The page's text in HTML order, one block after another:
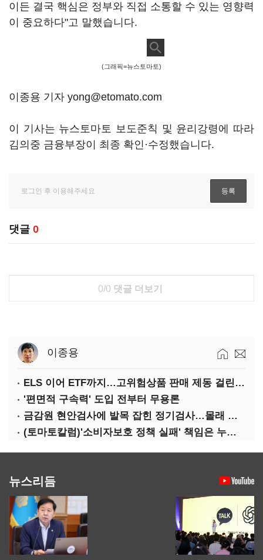
이든 결국 핵심은 정부와 직접 소통할 수 있는 영향력
이 중요하다"고 말했습니다.
(그래픽=뉴스토마토)
이종용 기자 yong@etomato.com
이 기사는 뉴스토마토 보도준칙 및 윤리강령에 따라
김의중 금융부장이 최종 확인·수정했습니다.
댓글 0
0/0 댓글 더보기
이종용
ELS 이어 ETF까지…고위험상품 판매 제동 걸린 은행
'편면적 구속력' 도입 전부터 무용론
금감원 현안검사에 발목 잡힌 정기검사…몰래 웃는 금융권
(토마토칼럼)'소비자보호 정책 실패' 책임은 누가 지나
뉴스리듬